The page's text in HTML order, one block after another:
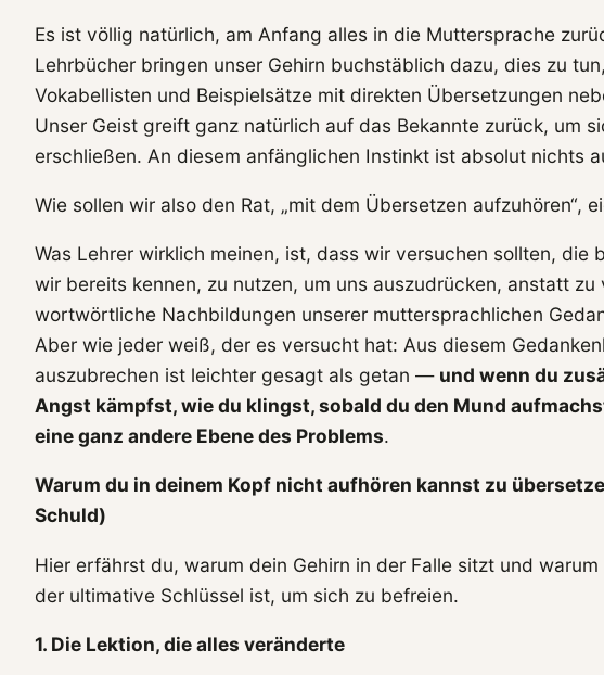
Es ist völlig natürlich, am Anfang alles in die Muttersprache
Lehrbücher bringen unser Gehirn buchstäblich dazu, dies zu
Vokabellisten und Beispielsätze mit direkten Übersetzungen
Unser Geist greift ganz natürlich auf das Bekannte zurück, um
erschließen. An diesem anfänglichen Instinkt ist absolut nichts
Wie sollen wir also den Rat, „mit dem Übersetzen aufzuhören“,
Was Lehrer wirklich meinen, ist, dass wir versuchen sollten, die
wir bereits kennen, zu nutzen, um uns auszudrücken, anstatt zu
wortwörtliche Nachbildungen unserer muttersprachlichen
Aber wie jeder weiß, der es versucht hat: Aus diesem
auszubrechen ist leichter gesagt als getan — und wenn du
Angst kämpfst, wie du klingst, sobald du den Mund
eine ganz andere Ebene des Problems.
Warum du in deinem Kopf nicht aufhören kannst zu
Schuld)
Hier erfährst du, warum dein Gehirn in der Falle sitzt und
der ultimative Schlüssel ist, um sich zu befreien.
1. Die Lektion, die alles veränderte